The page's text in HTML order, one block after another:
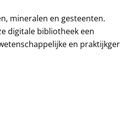
mineralen en gesteenten.
digitale bibliotheek een
en